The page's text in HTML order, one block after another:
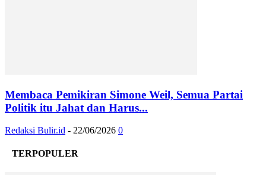
Membaca Pemikiran Simone Weil, Semua Partai
Politik itu Jahat dan Harus...
Redaksi Bulir.id - 22/06/2026 0
TERPOPULER